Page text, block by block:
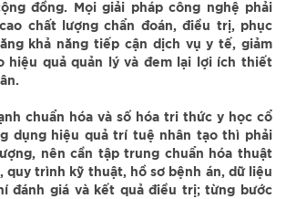
đồng. Mọi giải pháp công nghệ phải
chất lượng chẩn đoán, điều trị, phục
khả năng tiếp cận dịch vụ y tế, giảm
hiệu quả quản lý và đem lại lợi ích thiết
chuẩn hóa và số hóa tri thức y học cổ
dụng hiệu quả trí tuệ nhân tạo thì phải
nên cần tập trung chuẩn hóa thuật
quy trình kỹ thuật, hồ sơ bệnh án, dữ liệu
đánh giá và kết quả điều trị; từng bước